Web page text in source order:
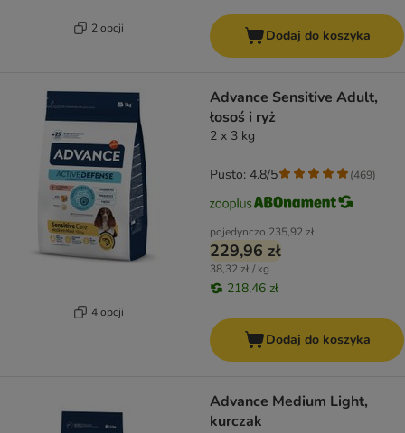
2 opcji Dodaj do koszyka
4 opcji
Advance Sensitive Adult,
łosoś i ryż
2 x 3 kg
pojedynczo 235,92 zł
229,96 zł
38,32 zł / kg
218,46 zł
Pusto: 4.8/5 (469)
Dodaj do koszyka
Advance Medium Light,
kurczak